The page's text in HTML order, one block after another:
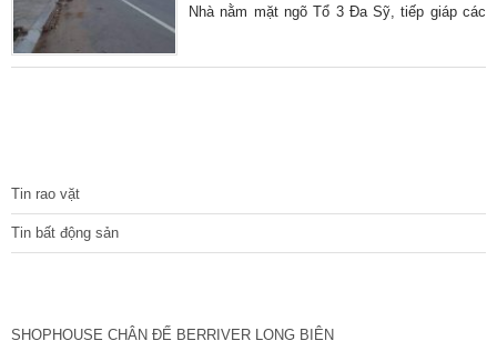
Nhà nằm mặt ngõ Tổ 3 Đa Sỹ, tiếp giáp các
Tin rao vặt
Tin bất động sản
SHOPHOUSE CHÂN ĐẾ BERRIVER LONG BIÊN